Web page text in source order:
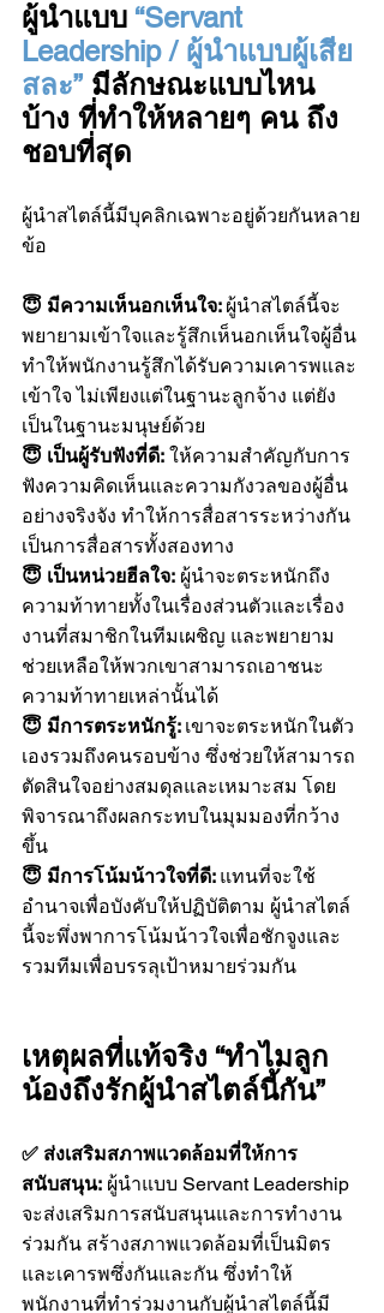
ผู้นำแบบ “Servant
Leadership / ผู้นำแบบผู้เสีย
สละ” มีลักษณะแบบไหน
บ้าง ที่ทำให้หลายๆ คน ถึง
ชอบที่สุด
ผู้นำสไตล์นี้มีบุคลิกเฉพาะอยู่ด้วยกันหลาย
ข้อ
😇 มีความเห็นอกเห็นใจ: ผู้นำสไตล์นี้จะ
พยายามเข้าใจและรู้สึกเห็นอกเห็นใจผู้อื่น
ทำให้พนักงานรู้สึกได้รับความเคารพและ
เข้าใจ ไม่เพียงแต่ในฐานะลูกจ้าง แต่ยัง
เป็นในฐานะมนุษย์ด้วย
😇 เป็นผู้รับฟังที่ดี: ให้ความสำคัญกับการ
ฟังความคิดเห็นและความกังวลของผู้อื่น
อย่างจริงจัง ทำให้การสื่อสารระหว่างกัน
เป็นการสื่อสารทั้งสองทาง
😇 เป็นหน่วยฮีลใจ: ผู้นำจะตระหนักถึง
ความท้าทายทั้งในเรื่องส่วนตัวและเรื่อง
งานที่สมาชิกในทีมเผชิญ และพยายาม
ช่วยเหลือให้พวกเขาสามารถเอาชนะ
ความท้าทายเหล่านั้นได้
😇 มีการตระหนักรู้: เขาจะตระหนักในตัว
เองรวมถึงคนรอบข้าง ซึ่งช่วยให้สามารถ
ตัดสินใจอย่างสมดุลและเหมาะสม โดย
พิจารณาถึงผลกระทบในมุมมองที่กว้าง
ขึ้น
😇 มีการโน้มน้าวใจที่ดี: แทนที่จะใช้
อำนาจเพื่อบังคับให้ปฏิบัติตาม ผู้นำสไตล์
นี้จะพึ่งพาการโน้มน้าวใจเพื่อชักจูงและ
รวมทีมเพื่อบรรลุเป้าหมายร่วมกัน
เหตุผลที่แท้จริง “ทำไมลูก
น้องถึงรักผู้นำสไตล์นี้กัน”
✅ ส่งเสริมสภาพแวดล้อมที่ให้การ
สนับสนุน: ผู้นำแบบ Servant Leadership
จะส่งเสริมการสนับสนุนและการทำงาน
ร่วมกัน สร้างสภาพแวดล้อมที่เป็นมิตร
และเคารพซึ่งกันและกัน ซึ่งทำให้
พนักงานที่ทำร่วมงานกับผู้นำสไตล์นี้มี